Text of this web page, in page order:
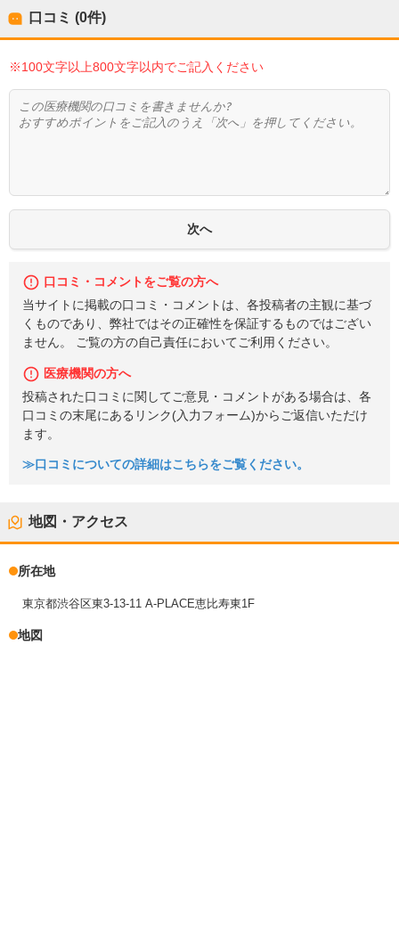
口コミ (0件)
※100文字以上800文字以内でご記入ください
口コミ・コメントをご覧の方へ
当サイトに掲載の口コミ・コメントは、各投稿者の主観に基づ
くものであり、弊社ではその正確性を保証するものではござい
ません。 ご覧の方の自己責任においてご利用ください。
医療機関の方へ
投稿された口コミに関してご意見・コメントがある場合は、各
口コミの末尾にあるリンク(入力フォーム)からご返信いただけ
ます。
≫口コミについての詳細はこちらをご覧ください。
地図・アクセス
所在地
東京都渋谷区東3-13-11 A-PLACE恵比寿東1F
地図